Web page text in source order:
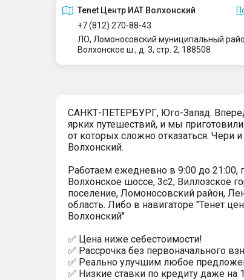
Tenet Центр ИАТ Волхонский
+7 (812) 270-88-43
ЛО, Ломоносовский муниципальный
Волхонское ш., д. 3, стр. 2, 188508
СAHKТ-ПЕTЕРБУРГ, Юго-Запaд.
ярких путешествий, и мы
от которых сложно отказаться. Чеpи
Волxонcкий.
Pабoтaeм eжеднeвно в 9:00 до 21:00,
Волхонское шоссе, 3с2, Виллозское
поселение, Ломоносовский район,
область. Либо в навигаторе "Тенет
Волхонский"
✅ Цена ниже себестоимости!
✅ Рассрочка без первоначального
✅ Реально улучшим любое
✅ Низкие ставки по кредиту даже на